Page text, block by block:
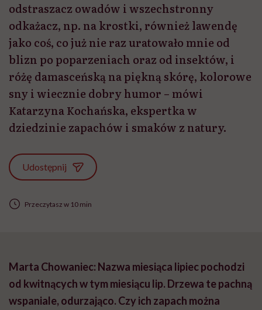
odstraszacz owadów i wszechstronny
odkażacz, np. na krostki, również lawendę
jako coś, co już nie raz uratowało mnie od
blizn po poparzeniach oraz od insektów, i
różę damasceńską na piękną skórę, kolorowe
sny i wiecznie dobry humor – mówi
Katarzyna Kochańska, ekspertka w
dziedzinie zapachów i smaków z natury.
Udostępnij
Przeczytasz w 10 min
Marta Chowaniec: Nazwa miesiąca lipiec pochodzi
od kwitnących w tym miesiącu lip. Drzewa te pachną
wspaniale, odurzająco. Czy ich zapach można